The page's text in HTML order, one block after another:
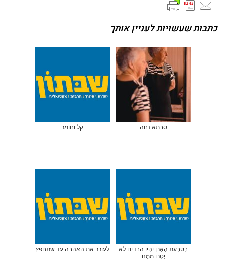
כתבות שעשויות לעניין אותך
סבתא נחה קל וחומר
בְּטַבְּעֹת הָאָרֹן יִהְיוּ הַבַּדִּים לֹא
יָסֻרוּ מִמֶּנּוּ
לעורר את האהבה עד שתחפץ